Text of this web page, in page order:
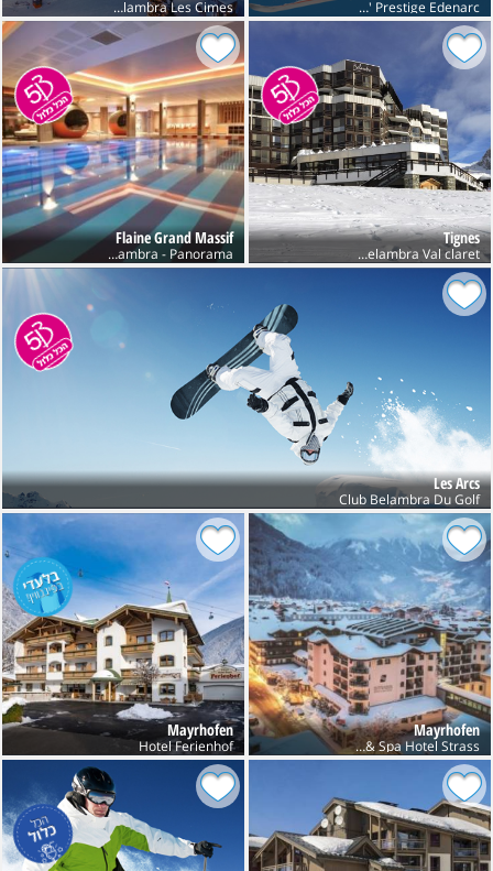
Res' Prestige Edenarc
Club Belambra Les Cimes
Tignes
Club Belambra Val claret חנוכה
Flaine Grand Massif
Club Belambra - Panorama
Les Arcs
Club Belambra Du Golf
Mayrhofen
Sport & Spa Hotel Strass
Mayrhofen
Hotel Ferienhof